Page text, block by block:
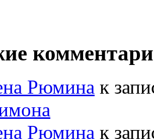
Рюмина к
Рюмина к